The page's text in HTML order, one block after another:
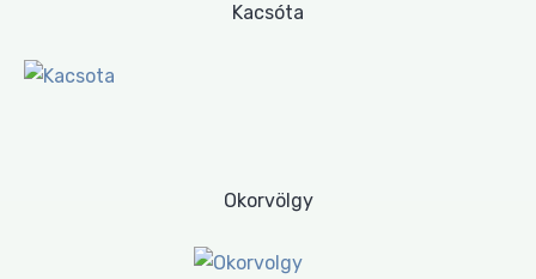
Kacsóta
Okorvölgy